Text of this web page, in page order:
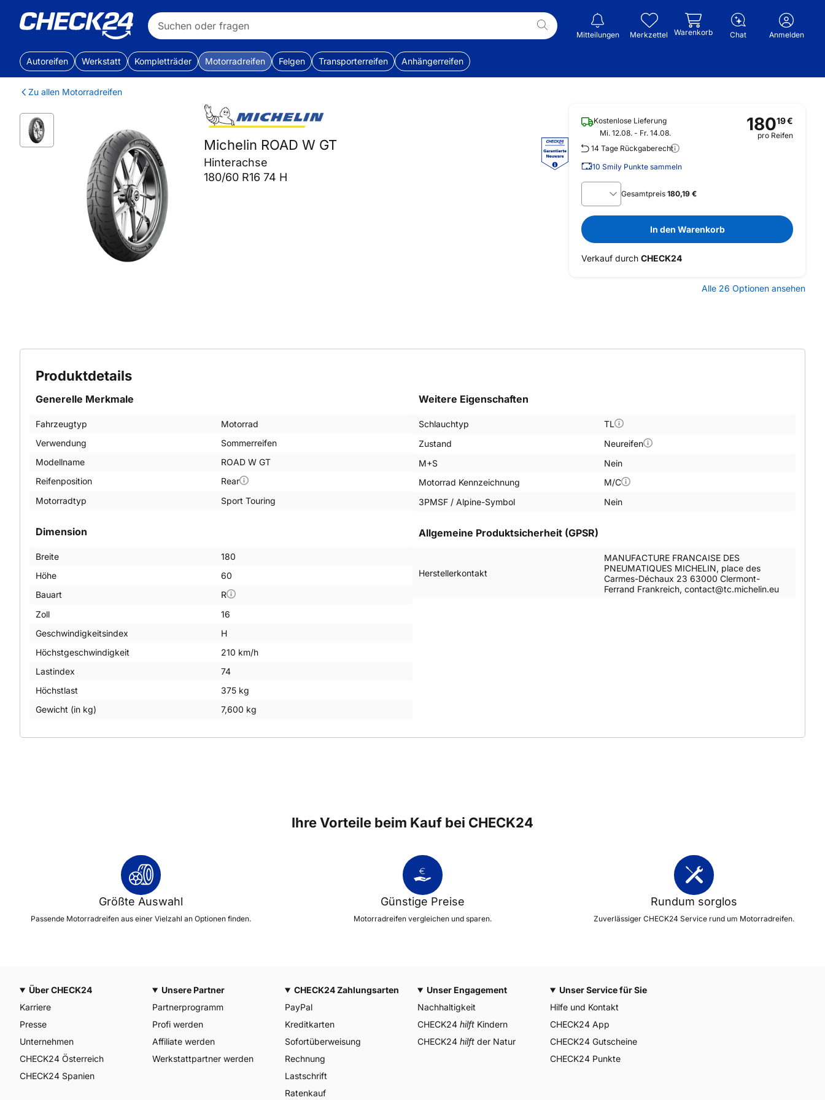
Mitteilungen Merkzettel Warenkorb Chat Anmelden
Autoreifen Werkstatt Kompletträder Motorradreifen Felgen Transporterreifen Anhängerreifen
Zu allen Motorradreifen
Michelin ROAD W GT
Hinterachse
180/60 R16 74 H
Kostenlose Lieferung
Mi. 12.08. - Fr. 14.08.
14 Tage Rückgaberecht
10 Smily Punkte sammeln
18019€
pro Reifen
Gesamtpreis 180,19 €
In den Warenkorb
Verkauf durch CHECK24
Alle 26 Optionen ansehen
Produktdetails
Dimension
Breite
180
Höhe
60
Bauart
R
Zoll
16
Geschwindigkeitsindex
H
Höchstgeschwindigkeit
210 km/h
Lastindex
74
Höchstlast
375 kg
Gewicht (in kg)
7,600 kg
Generelle Merkmale
Fahrzeugtyp
Motorrad
Verwendung
Sommerreifen
Modellname
ROAD W GT
Reifenposition
Rear
Motorradtyp
Sport Touring
Weitere Eigenschaften
Schlauchtyp
TL
Zustand
Neureifen
M+S
Nein
Motorrad Kennzeichnung
M/C
3PMSF / Alpine-Symbol
Nein
Allgemeine Produktsicherheit (GPSR)
Herstellerkontakt
MANUFACTURE FRANCAISE DES
PNEUMATIQUES MICHELIN, place des
Carmes-Déchaux 23 63000 Clermont-
Ferrand Frankreich, contact@tc.michelin.eu
Ihre Vorteile beim Kauf bei CHECK24
Größte Auswahl
Passende Motorradreifen aus einer Vielzahl an Optionen finden.
Günstige Preise
Motorradreifen vergleichen und sparen.
Rundum sorglos
Zuverlässiger CHECK24 Service rund um Motorradreifen.
Über CHECK24
Karriere
Presse
Unternehmen
CHECK24 Österreich
CHECK24 Spanien
Unsere Partner
Partnerprogramm
Profi werden
Affiliate werden
Werkstattpartner werden
CHECK24 Zahlungsarten
PayPal
Kreditkarten
Sofortüberweisung
Rechnung
Lastschrift
Ratenkauf
Unser Engagement
Nachhaltigkeit
CHECK24 hilft Kindern
CHECK24 hilft der Natur
Unser Service für Sie
Hilfe und Kontakt
CHECK24 App
CHECK24 Gutscheine
CHECK24 Punkte